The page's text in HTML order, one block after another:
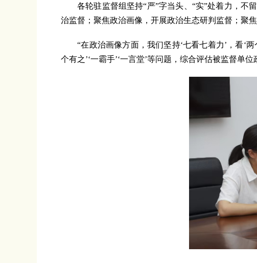
各轮驻监督组坚持“严”字当头、“实”处着力，不留
治监督；聚焦政治画像，开展政治生态研判监督；聚
“在政治画像方面，我们坚持‘七看七着力’，看‘两
个有之’‘一霸手’‘一言堂’等问题，综合评估被监督单